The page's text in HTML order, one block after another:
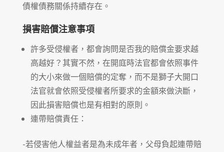
債權債務關係持續存在。
損害賠償注意事項
許多受侵權者，都會詢問是否我的賠償金要求越
高越好？其實不然，在開庭時法官都會依照事件
的大小來做一個賠償的定奪，而不是獅子大開口
法官就會依照受侵權者所要求的金額來做決斷，
因此損害賠償也是有相對的原則。
連帶賠償責任：
-若侵害他人權益者是為未成年者，父母負起連帶賠